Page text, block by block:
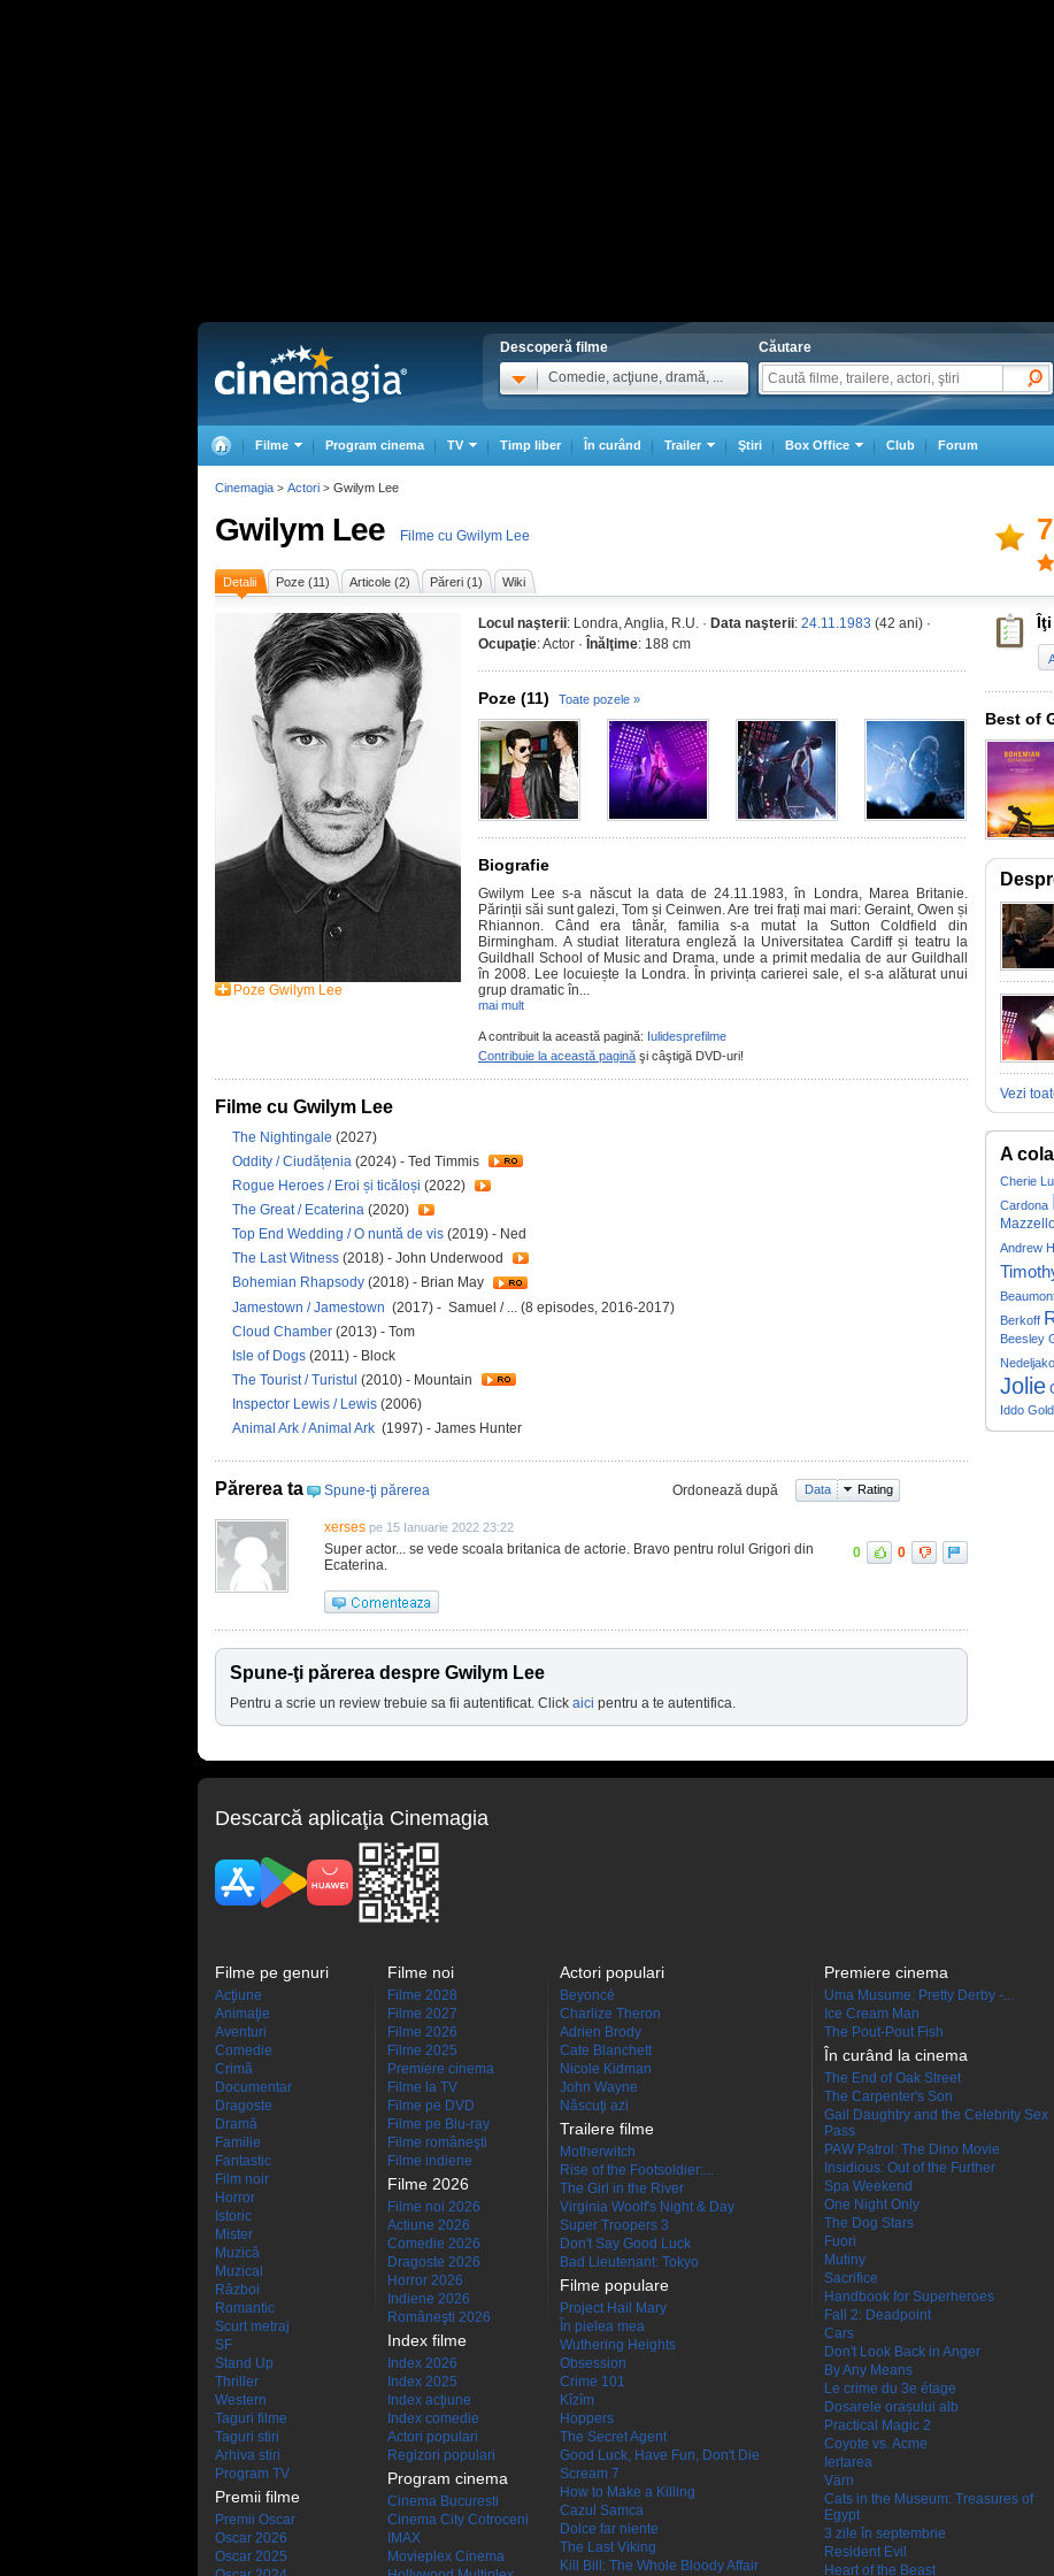
Descoperă filme
Comedie, acţiune, dramă, ...
Căutare
Filme Program cinema TV Timp liber În curând Trailer Ştiri Box Office Club Forum
Gwilym Lee Filme cu Gwilym Lee
Detalii Poze (11) Articole (2) Păreri (1) Wiki
Poze Gwilym Lee
Locul naşterii: Londra, Anglia, R.U. · Data naşterii: 24.11.1983 (42 ani) ·
Ocupaţie: Actor · Înălţime: 188 cm
Poze (11) Toate pozele »
Biografie
Gwilym Lee s-a născut la data de 24.11.1983, în Londra, Marea Britanie.
Părinții săi sunt galezi, Tom și Ceinwen. Are trei frați mai mari: Geraint, Owen și
Rhiannon. Când era tânăr, familia s-a mutat la Sutton Coldfield din
Birmingham. A studiat literatura engleză la Universitatea Cardiff și teatru la
Guildhall School of Music and Drama, unde a primit medalia de aur Guildhall
în 2008. Lee locuiește la Londra. În privința carierei sale, el s-a alăturat unui
grup dramatic în...
mai mult
A contribuit la această pagină: Iulidesprefilme
Contribuie la această pagină şi câştigă DVD-uri!
Filme cu Gwilym Lee
The Nightingale (2027)
Oddity / Ciudățenia (2024) - Ted Timmis
Rogue Heroes / Eroi și ticăloși (2022)
The Great / Ecaterina (2020)
Top End Wedding / O nuntă de vis (2019) - Ned
The Last Witness (2018) - John Underwood
Bohemian Rhapsody (2018) - Brian May
Jamestown / Jamestown (2017) - Samuel / ... (8 episodes, 2016-2017)
Cloud Chamber (2013) - Tom
Isle of Dogs (2011) - Block
The Tourist / Turistul (2010) - Mountain
Inspector Lewis / Lewis (2006)
Animal Ark / Animal Ark (1997) - James Hunter
Părerea ta Spune-ţi părerea Ordonează după Data Rating
xerses pe 15 Ianuarie 2022 23:22
Super actor... se vede scoala britanica de actorie. Bravo pentru rolul Grigori din
Ecaterina.
0 0
Spune-ţi părerea despre Gwilym Lee
Pentru a scrie un review trebuie sa fii autentificat. Click aici pentru a te autentifica.
Best of
Vezi
A
Cherie
Cardona
Andrew
Berkoff
Beesley
Jolie
Iddo
Cinemagia > Actori > Gwilym Lee
Descarcă aplicaţia Cinemagia
Filme pe genuri
Acţiune
Animaţie
Aventuri
Comedie
Crimă
Documentar
Dragoste
Dramă
Familie
Fantastic
Film noir
Horror
Istoric
Mister
Muzică
Muzical
Război
Romantic
Scurt metraj
SF
Stand Up
Thriller
Western
Taguri filme
Taguri stiri
Arhiva stiri
Program TV
Premii filme
Premii Oscar
Oscar 2026
Oscar 2025
Filme noi
Filme 2028
Filme 2027
Filme 2026
Filme 2025
Premiere cinema
Filme la TV
Filme pe DVD
Filme pe Blu-ray
Filme româneşti
Filme indiene
Filme 2026
Filme noi 2026
Actiune 2026
Comedie 2026
Dragoste 2026
Horror 2026
Indiene 2026
Româneşti 2026
Index filme
Index 2026
Index 2025
Index acţiune
Index comedie
Actori populari
Regizori populari
Program cinema
Cinema Bucuresti
Cinema City Cotroceni
IMAX
Movieplex Cinema
Actori populari
Beyoncé
Charlize Theron
Adrien Brody
Cate Blanchett
Nicole Kidman
John Wayne
Născuţi azi
Trailere filme
Motherwitch
Rise of the Footsoldier:...
The Girl in the River
Virginia Woolf's Night & Day
Super Troopers 3
Don't Say Good Luck
Bad Lieutenant: Tokyo
Filme populare
Project Hail Mary
În pielea mea
Wuthering Heights
Obsession
Crime 101
Kîzîm
Hoppers
The Secret Agent
Good Luck, Have Fun, Don't Die
Scream 7
How to Make a Killing
Cazul Samca
Dolce far niente
The Last Viking
Kill Bill: The Whole Bloody Affair
Premiere cinema
Uma Musume: Pretty Derby -...
Ice Cream Man
The Pout-Pout Fish
În curând la cinema
The End of Oak Street
The Carpenter's Son
Gail Daughtry and the Celebrity Sex
Pass
PAW Patrol: The Dino Movie
Insidious: Out of the Further
Spa Weekend
One Night Only
The Dog Stars
Fuori
Mutiny
Sacrifice
Handbook for Superheroes
Fall 2: Deadpoint
Cars
Don't Look Back in Anger
By Any Means
Le crime du 3e étage
Dosarele orașului alb
Practical Magic 2
Coyote vs. Acme
Iertarea
Värn
Cats in the Museum: Treasures of
Egypt
3 zile în septembrie
Resident Evil
Heart of the Beast